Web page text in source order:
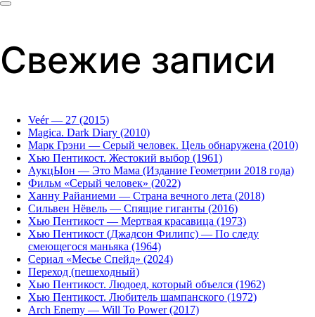
Свежие записи
Veér — 27 (2015)
Magica. Dark Diary (2010)
Марк Грэни — Серый человек. Цель обнаружена (2010)
Хью Пентикост. Жестокий выбор (1961)
АукцЫон — Это Мама (Издание Геометрии 2018 года)
Фильм «Серый человек» (2022)
Ханну Райаниеми — Страна вечного лета (2018)
Сильвен Нёвель — Спящие гиганты (2016)
Хью Пентикост — Мертвая красавица (1973)
Хью Пентикост (Джадсон Филипс) — По следу
смеющегося маньяка (1964)
Сериал «Месье Спейд» (2024)
Переход (пешеходный)
Хью Пентикост. Людоед, который объелся (1962)
Хью Пентикост. Любитель шампанского (1972)
Arch Enemy — Will To Power (2017)